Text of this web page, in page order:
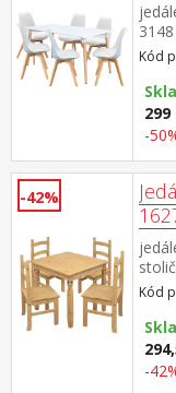
buk
cm
cm
Kód
299
-
-42%
×
cm
Kód
-